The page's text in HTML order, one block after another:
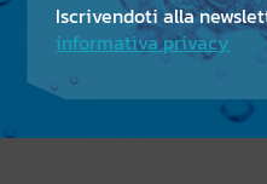
Iscrivendoti alla
informativa privacy